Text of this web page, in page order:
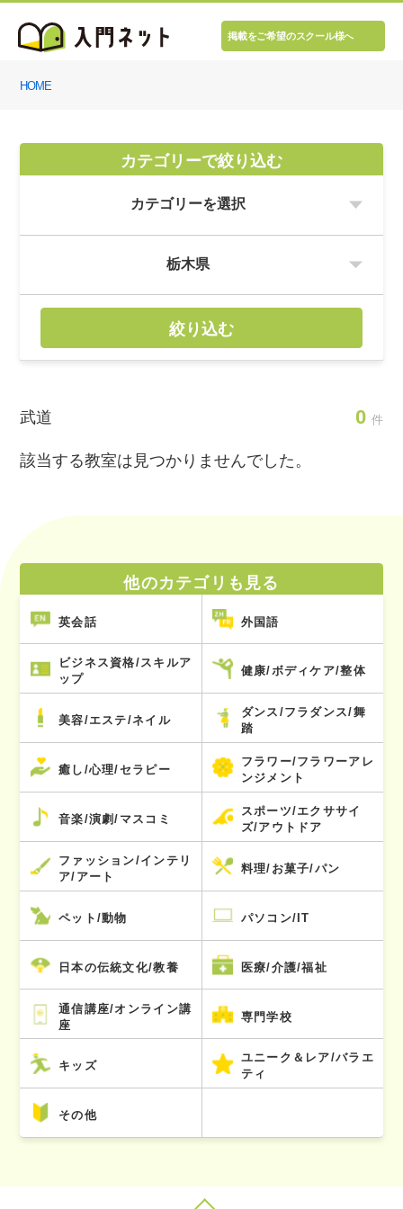
掲載をご希望のスクール様へ
HOME
カテゴリーで絞り込む
絞り込む
武道 0 件
該当する教室は見つかりませんでした。
他のカテゴリも見る
英会話 外国語
ビジネス資格/スキルア
ップ
健康/ボディケア/整体
美容/エステ/ネイル
ダンス/フラダンス/舞
踏
癒し/心理/セラピー
フラワー/フラワーアレ
ンジメント
音楽/演劇/マスコミ
スポーツ/エクササイ
ズ/アウトドア
ファッション/インテリ
ア/アート
料理/お菓子/パン
ペット/動物 パソコン/IT
日本の伝統文化/教養 医療/介護/福祉
通信講座/オンライン講
座
専門学校
キッズ
ユニーク＆レア/バラエ
ティ
その他